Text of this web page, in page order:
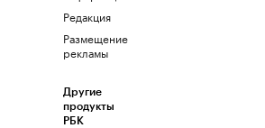
Редакция
Размещение
рекламы
Другие
продукты
РБК